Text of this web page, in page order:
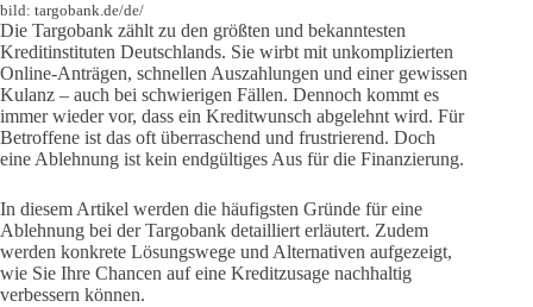
bild: targobank.de/de/
Die Targobank zählt zu den größten und bekanntesten
Kreditinstituten Deutschlands. Sie wirbt mit unkomplizierten
Online-Anträgen, schnellen Auszahlungen und einer gewissen
Kulanz – auch bei schwierigen Fällen. Dennoch kommt es
immer wieder vor, dass ein Kreditwunsch abgelehnt wird. Für
Betroffene ist das oft überraschend und frustrierend. Doch
eine Ablehnung ist kein endgültiges Aus für die Finanzierung.
In diesem Artikel werden die häufigsten Gründe für eine
Ablehnung bei der Targobank detailliert erläutert. Zudem
werden konkrete Lösungswege und Alternativen aufgezeigt,
wie Sie Ihre Chancen auf eine Kreditzusage nachhaltig
verbessern können.